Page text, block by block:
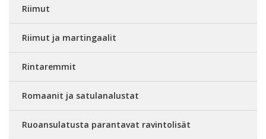
Riimut
Riimut ja martingaalit
Rintaremmit
Romaanit ja satulanalustat
Ruoansulatusta parantavat ravintolisät